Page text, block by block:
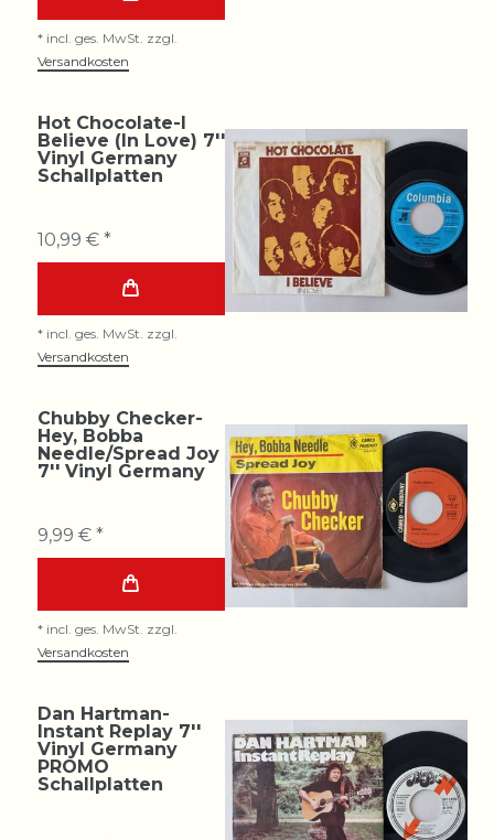
* incl. ges. MwSt. zzgl.
Versandkosten
Hot Chocolate-I
Believe (In Love) 7''
Vinyl Germany
Schallplatten
10,99 € *
* incl. ges. MwSt. zzgl.
Versandkosten
Chubby Checker-
Hey, Bobba
Needle/Spread Joy
7'' Vinyl Germany
9,99 € *
* incl. ges. MwSt. zzgl.
Versandkosten
Dan Hartman-
Instant Replay 7''
Vinyl Germany
PROMO
Schallplatten